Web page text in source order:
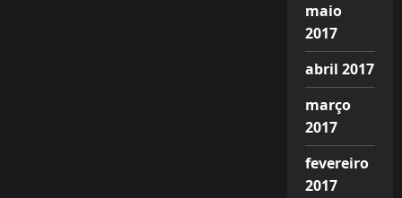
maio
2017
abril 2017
março
2017
fevereiro
2017